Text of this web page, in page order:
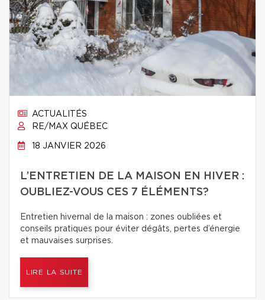
ACTUALITÉS
RE/MAX QUÉBEC
18 JANVIER 2026
L’ENTRETIEN DE LA MAISON EN HIVER :
OUBLIEZ-VOUS CES 7 ÉLÉMENTS?
Entretien hivernal de la maison : zones oubliées et
conseils pratiques pour éviter dégâts, pertes d’énergie
et mauvaises surprises.
LIRE LA SUITE